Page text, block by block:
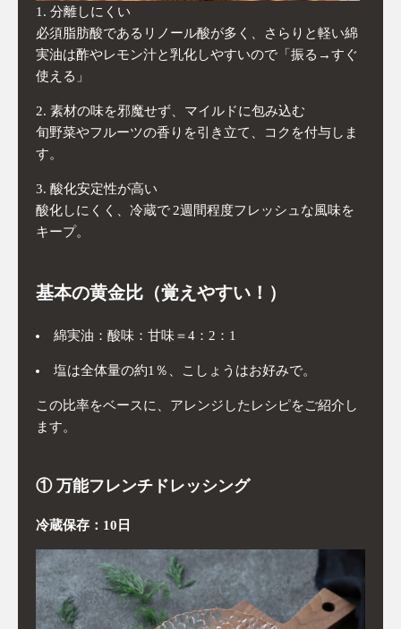
分離しにくい
必須脂肪酸であるリノール酸が多く、さらりと軽い綿
実油は酢やレモン汁と乳化しやすいので「振る→すぐ
使える」
素材の味を邪魔せず、マイルドに包み込む
旬野菜やフルーツの香りを引き立て、コクを付与しま
す。
酸化安定性が高い
酸化しにくく、冷蔵で 2週間程度フレッシュな風味を
キープ。
基本の黄金比（覚えやすい！）
綿実油：酸味：甘味＝4：2：1
塩は全体量の約1％、こしょうはお好みで。
この比率をベースに、アレンジしたレシピをご紹介し
ます。
① 万能フレンチドレッシング
冷蔵保存：10日